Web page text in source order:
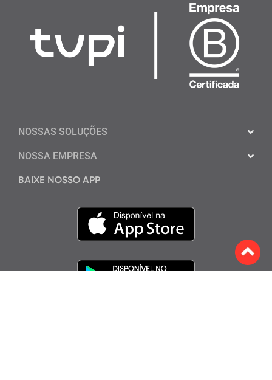
NOSSAS SOLUÇÕES
NOSSA EMPRESA
BAIXE NOSSO APP